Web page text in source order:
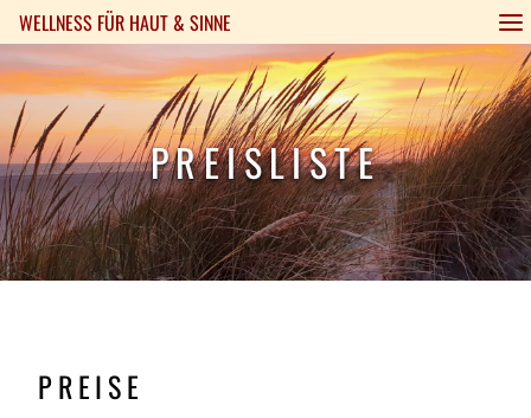
WELLNESS FÜR HAUT & SINNE
Ambiente
Arrangements Produkte Specials Preise
PREISLISTE
PREISE